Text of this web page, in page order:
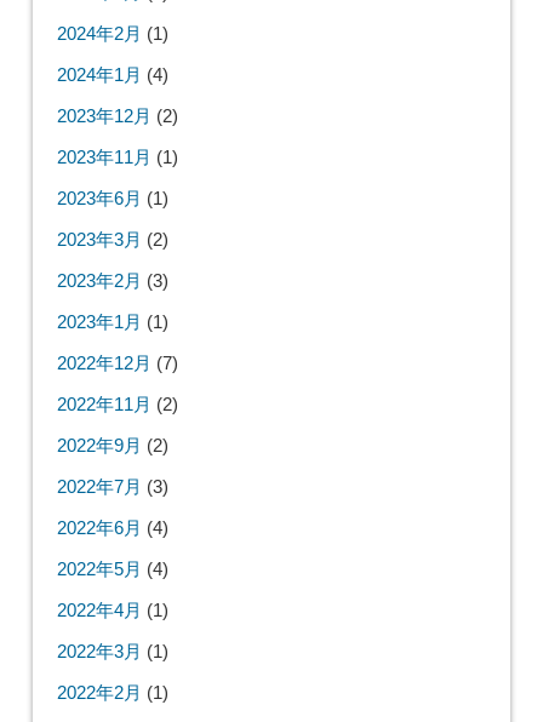
2024年2月 (1)
2024年1月 (4)
2023年12月 (2)
2023年11月 (1)
2023年6月 (1)
2023年3月 (2)
2023年2月 (3)
2023年1月 (1)
2022年12月 (7)
2022年11月 (2)
2022年9月 (2)
2022年7月 (3)
2022年6月 (4)
2022年5月 (4)
2022年4月 (1)
2022年3月 (1)
2022年2月 (1)